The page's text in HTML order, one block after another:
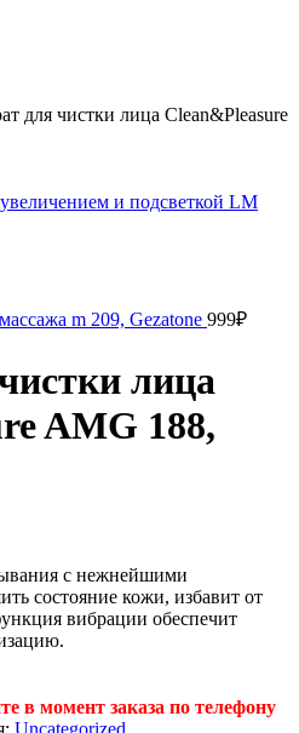
для чистки лица Clean&Pleasure
и подсветкой LM
m 209, Gezatone 999₽
лица
AMG 188,
с нежнейшими
состояние кожи, избавит от
вибрации обеспечит
в момент заказа по телефону